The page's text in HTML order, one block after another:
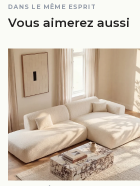
DANS LE MÊME ESPRIT
Vous aimerez aussi